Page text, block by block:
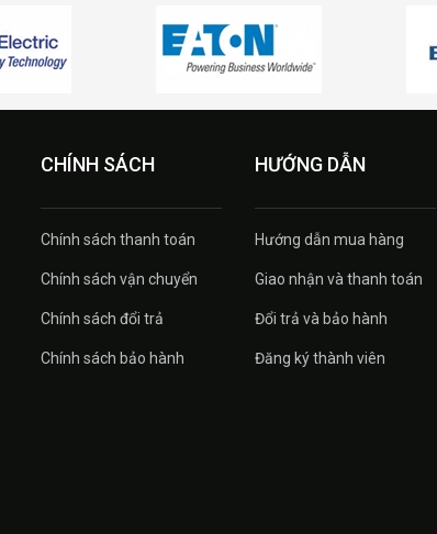
CHÍNH SÁCH
Chính sách thanh toán
Chính sách vận chuyển
Chính sách đổi trả
Chính sách bảo hành
HƯỚNG DẪN
Hướng dẫn mua hàng
Giao nhận và thanh toán
Đổi trả và bảo hành
Đăng ký thành viên